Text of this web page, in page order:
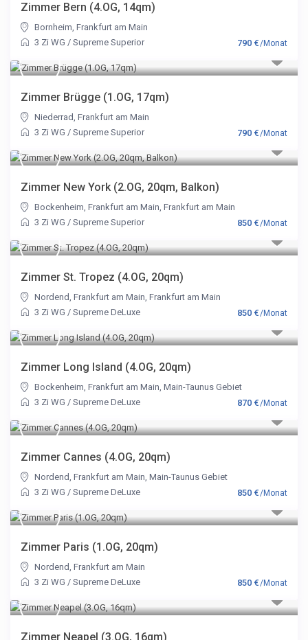
790 €/Monat
Zimmer Bern (4.OG, 14qm)
Bornheim,Frankfurt am Main
3 Zi WG /Supreme Superior
790 €/Monat
Zimmer Brügge (1.OG, 17qm)
Niederrad,Frankfurt am Main
3 Zi WG /Supreme Superior
850 €/Monat
Zimmer New York (2.OG, 20qm, Balkon)
Bockenheim, Frankfurt am Main,Frankfurt am Main
3 Zi WG /Supreme Superior
850 €/Monat
Zimmer St. Tropez (4.OG, 20qm)
Nordend, Frankfurt am Main,Frankfurt am Main
3 Zi WG /Supreme DeLuxe
870 €/Monat
Zimmer Long Island (4.OG, 20qm)
Bockenheim,Frankfurt am Main,Main-Taunus Gebiet
3 Zi WG /Supreme DeLuxe
850 €/Monat
Zimmer Cannes (4.OG, 20qm)
Nordend,Frankfurt am Main,Main-Taunus Gebiet
3 Zi WG /Supreme DeLuxe
850 €/Monat
Zimmer Paris (1.OG, 20qm)
Nordend,Frankfurt am Main
3 Zi WG /Supreme DeLuxe
Zimmer Neapel (3.OG, 16qm)